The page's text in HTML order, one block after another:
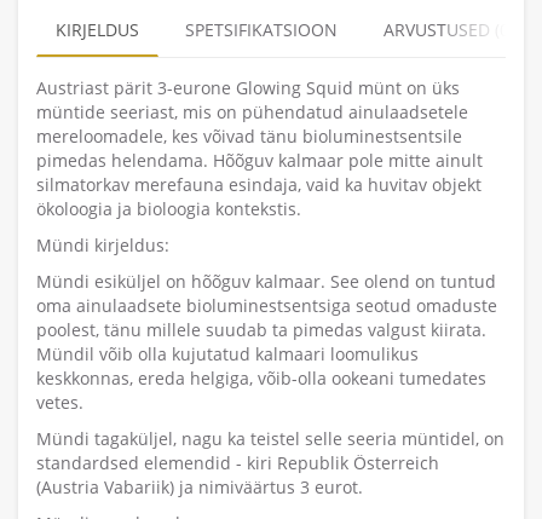
KIRJELDUS SPETSIFIKATSIOON ARVUSTUSED (0)
Austriast pärit 3-eurone Glowing Squid münt on üks
müntide seeriast, mis on pühendatud ainulaadsetele
mereloomadele, kes võivad tänu bioluminestsentsile
pimedas helendama. Hõõguv kalmaar pole mitte ainult
silmatorkav merefauna esindaja, vaid ka huvitav objekt
ökoloogia ja bioloogia kontekstis.
Mündi kirjeldus:
Mündi esiküljel on hõõguv kalmaar. See olend on tuntud
oma ainulaadsete bioluminestsentsiga seotud omaduste
poolest, tänu millele suudab ta pimedas valgust kiirata.
Mündil võib olla kujutatud kalmaari loomulikus
keskkonnas, ereda helgiga, võib-olla ookeani tumedates
vetes.
Mündi tagaküljel, nagu ka teistel selle seeria müntidel, on
standardsed elemendid - kiri Republik Österreich
(Austria Vabariik) ja nimiväärtus 3 eurot.